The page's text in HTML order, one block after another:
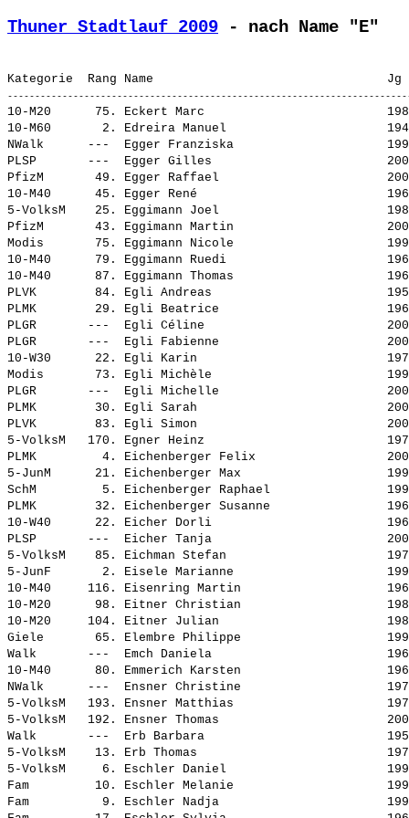
Thuner Stadtlauf 2009 - nach Name "E"
10-M20      75. Eckert Marc
10-M60       2. Edreira Manuel
NWalk      --- Egger Franziska
PLSP       --- Egger Gilles
PfizM       49. Egger Raffael
10-M40      45. Egger René
5-VolksM    25. Eggimann Joel
PfizM       43. Eggimann Martin
Modis       75. Eggimann Nicole
10-M40      79. Eggimann Ruedi
10-M40      87. Eggimann Thomas
PLVK        84. Egli Andreas
PLMK        29. Egli Beatrice
PLGR       --- Egli Céline
PLGR       --- Egli Fabienne
10-W30      22. Egli Karin
Modis       73. Egli Michèle
PLGR       --- Egli Michelle
PLMK        30. Egli Sarah
PLVK        83. Egli Simon
5-VolksM   170. Egner Heinz
PLMK         4. Eichenberger Felix
5-JunM      21. Eichenberger Max
SchM         5. Eichenberger Raphael
PLMK        32. Eichenberger Susanne
10-W40      22. Eicher Dorli
PLSP       --- Eicher Tanja
5-VolksM    85. Eichman Stefan
5-JunF       2. Eisele Marianne
10-M40     116. Eisenring Martin
10-M20      98. Eitner Christian
10-M20     104. Eitner Julian
Giele       65. Elembre Philippe
Walk       --- Emch Daniela
10-M40      80. Emmerich Karsten
NWalk      --- Ensner Christine
5-VolksM   193. Ensner Matthias
5-VolksM   192. Ensner Thomas
Walk       --- Erb Barbara
5-VolksM    13. Erb Thomas
5-VolksM     6. Eschler Daniel
Fam         10. Eschler Melanie
Fam          9. Eschler Nadja